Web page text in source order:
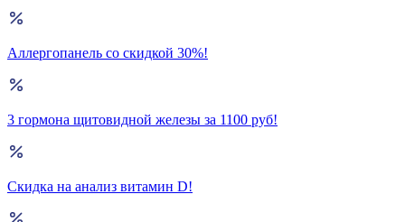
Аллергопанель со скидкой 30%!
3 гормона щитовидной железы за 1100 руб!
Скидка на анализ витамин D!